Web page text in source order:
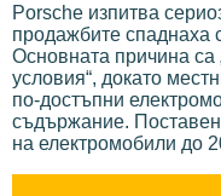
Porsche изпитва
продажбите спаднаха
Основната причина са
условия“, докато
по-достъпни
съдържание.
на електромобили до